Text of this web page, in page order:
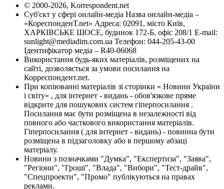
© 2000-2026, Korrespondent.net
Суб'єкт у сфері онлайн-медіа Назва онлайн-медіа –
«КореспонденТ.net» Адреса: 02091, місто Київ,
ХАРКІВСЬКЕ ШОСЕ, будинок 172-Б, офіс 208/1 E-mail:
sunlight@mediadim.com.ua Телефон: 044-205-43-00
Ідентифікатор медіа – R40-06068
Використання будь-яких матеріалів, розміщених на
сайті, дозволяється за умови посилання на
Корреспондент.net.
При копіюванні матеріалів зі сторінки « Новини України
і світу» , для інтернет - видань - обов'язкове пряме
відкрите для пошукових систем гіперпосилання .
Посилання має бути розміщена в незалежності від
повного або часткового використання матеріалів.
Гіперпосилання ( для інтернет - видань) - повинна бути
розміщена в підзаголовку або в першому абзаці
матеріалу.
Новини з позначками "Думка", "Експертиза", "Заява",
"Регіони", "Гроші", "Влада", "Вибори", "Тест-драйв",
"Спецпроекти", "Промо" публікуються на правах
реклами.